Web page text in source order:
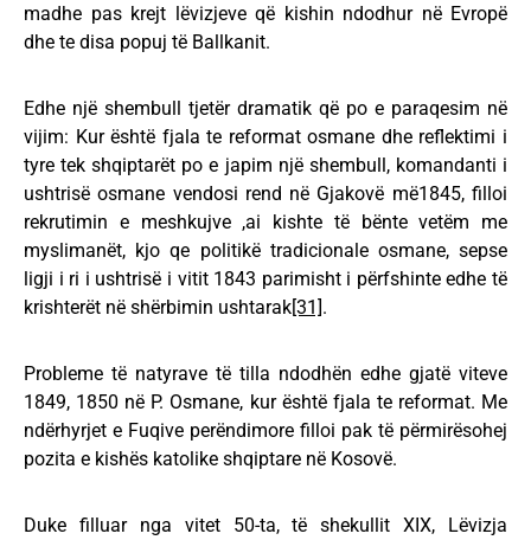
madhe pas krejt lëvizjeve që kishin ndodhur në Evropë
dhe te disa popuj të Ballkanit.
Edhe një shembull tjetër dramatik që po e paraqesim në
vijim: Kur është fjala te reformat osmane dhe reflektimi i
tyre tek shqiptarët po e japim një shembull, komandanti i
ushtrisë osmane vendosi rend në Gjakovë më1845, filloi
rekrutimin e meshkujve ,ai kishte të bënte vetëm me
myslimanët, kjo qe politikë tradicionale osmane, sepse
ligji i ri i ushtrisë i vitit 1843 parimisht i përfshinte edhe të
krishterët në shërbimin ushtarak[31].
Probleme të natyrave të tilla ndodhën edhe gjatë viteve
1849, 1850 në P. Osmane, kur është fjala te reformat. Me
ndërhyrjet e Fuqive perëndimore filloi pak të përmirësohej
pozita e kishës katolike shqiptare në Kosovë.
Duke filluar nga vitet 50-ta, të shekullit XIX, Lëvizja